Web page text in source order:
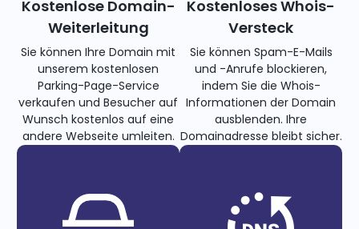
Kostenlose Domain-
Weiterleitung
Sie können Ihre Domain mit
unserem kostenlosen
Parking-Page-Service
verkaufen und Besucher auf
Wunsch kostenlos auf eine
andere Webseite umleiten.
Kostenloses Whois-
Versteck
Sie können Spam-E-Mails
und -Anrufe blockieren,
indem Sie die Whois-
Informationen der Domain
ausblenden. Ihre
Domainadresse bleibt sicher.